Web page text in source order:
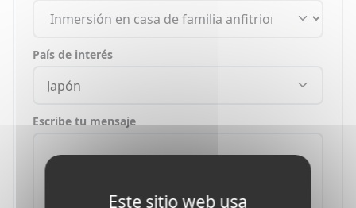
País de interés
Japón
Escribe tu mensaje
Este sitio web usa